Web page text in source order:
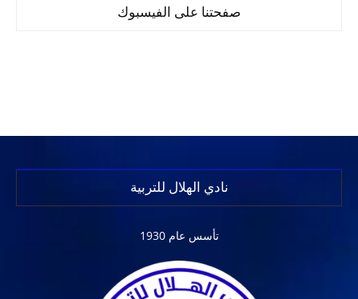
صفحتنا على الفيسبوك
نادي الهلال للتربية
تأسس عام 1930